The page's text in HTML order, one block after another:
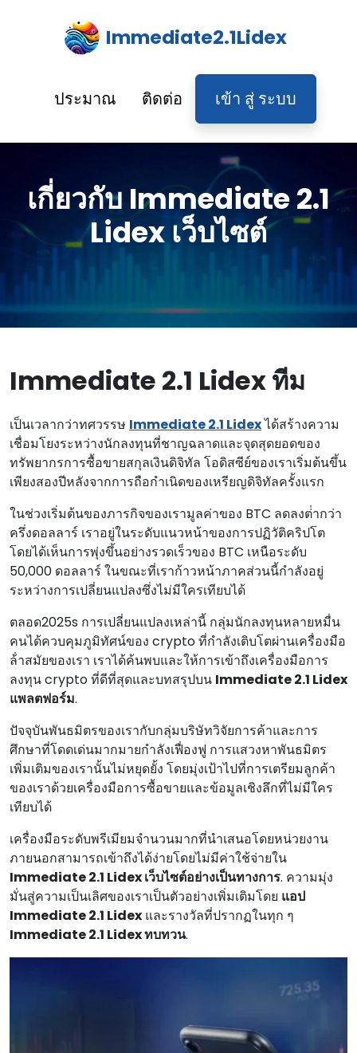
Immediate2.1Lidex
ประมาณ ติดต่อ เข้า สู่ ระบบ
เกี่ยวกับ Immediate 2.1
Lidex เว็บไซต์
Immediate 2.1 Lidex ทีม
เป็นเวลากว่าทศวรรษ Immediate 2.1 Lidexได้สร้างความ
เชื่อมโยงระหว่างนักลงทุนที่ชาญฉลาดและจุดสุดยอดของ
ทรัพยากรการซื้อขายสกุลเงินดิจิทัล โอดิสซีย์ของเราเริ่มต้นขึ้น
เพียงสองปีหลังจากการถือกําเนิดของเหรียญดิจิทัลครั้งแรก
ในช่วงเริ่มต้นของภารกิจของเรามูลค่าของ BTC ลดลงต่ํากว่า
ครึ่งดอลลาร์ เราอยู่ในระดับแนวหน้าของการปฏิวัติคริปโต
โดยได้เห็นการพุ่งขึ้นอย่างรวดเร็วของ BTC เหนือระดับ
50,000 ดอลลาร์ ในขณะที่เราก้าวหน้าภาคส่วนนี้กําลังอยู่
ระหว่างการเปลี่ยนแปลงซึ่งไม่มีใครเทียบได้
ตลอด2025s การเปลี่ยนแปลงเหล่านี้ กลุ่มนักลงทุนหลายหมื่น
คนได้ควบคุมภูมิทัศน์ของ crypto ที่กําลังเติบโตผ่านเครื่องมือ
ล้ําสมัยของเรา เราได้ค้นพบและให้การเข้าถึงเครื่องมือการ
ลงทุน crypto ที่ดีที่สุดและบทสรุปบน Immediate 2.1 Lidex
แพลตฟอร์ม.
ปัจจุบันพันธมิตรของเรากับกลุ่มบริษัทวิจัยการค้าและการ
ศึกษาที่โดดเด่นมากมายกําลังเฟื่องฟู การแสวงหาพันธมิตร
เพิ่มเติมของเรานั้นไม่หยุดยั้ง โดยมุ่งเป้าไปที่การเตรียมลูกค้า
ของเราด้วยเครื่องมือการซื้อขายและข้อมูลเชิงลึกที่ไม่มีใคร
เทียบได้
เครื่องมือระดับพรีเมียมจํานวนมากที่นําเสนอโดยหน่วยงาน
ภายนอกสามารถเข้าถึงได้ง่ายโดยไม่มีค่าใช้จ่ายใน
Immediate 2.1 Lidex เว็บไซต์อย่างเป็นทางการ. ความมุ่ง
มั่นสู่ความเป็นเลิศของเราเป็นตัวอย่างเพิ่มเติมโดย แอป
Immediate 2.1 Lidex และรางวัลที่ปรากฏในทุก ๆ
Immediate 2.1 Lidex ทบทวน.